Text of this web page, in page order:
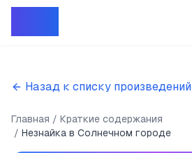
Назад к списку произведений
Главная
Краткие содержания
Незнайка в Солнечном городе